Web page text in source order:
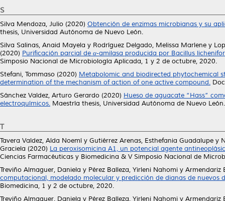
S
Silva Mendoza, Julio (2020) Obtención de enzimas microbianas y su
thesis, Universidad Autónoma de Nuevo León.
Silva Salinas, Anaid Mayela y Rodríguez Delgado, Melissa Marlene y
(2020) Purificación parcial de α-amilasa producida por Bacillus
Simposio Nacional de Microbiología Aplicada, 1 y 2 de octubre, 2020.
Stefani, Tommaso (2020) Metabolomic and biodirected phytochemical
determination of the mechanism of action of one active compound.
Sánchez Valdez, Arturo Gerardo (2020) Hueso de aguacate “Hass”
electroquímicos. Maestría thesis, Universidad Autónoma de Nuevo León.
T
Tavera Valdez, Aída Noemí y Gutiérrez Arenas, Esthefania Guadalupe y
Graciela (2020) La peroxisomicina A1, un potencial agente
Ciencias Farmacéuticas y Biomedicina & V Simposio Nacional de
Treviño Almaguer, Daniela y Pérez Balleza, Yirleni Nahomi y Armendariz
computacional, modelado molecular y predicción de dianas de nuevos
Biomedicina, 1 y 2 de octubre, 2020.
Treviño Almaguer, Daniela y Pérez Balleza, Yirleni Nahomi y Armendariz